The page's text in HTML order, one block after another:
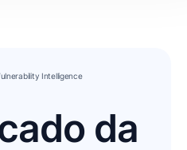
Intelligence
da